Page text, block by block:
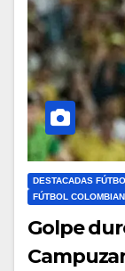
DESTACADAS
FÚTBOL
Golpe